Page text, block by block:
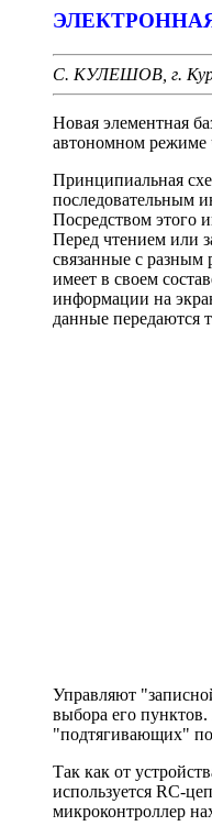
С. КУЛЕШОВ, г.
Новая элементная
автономном режиме
Принципиальная
последовательным
Посредством этого
Перед чтением или
связанные с
имеет в своем
информации на
данные передаются
Управляют
выбора его
"подтягивающих"
Так как от
используется RC-
микроконтроллер